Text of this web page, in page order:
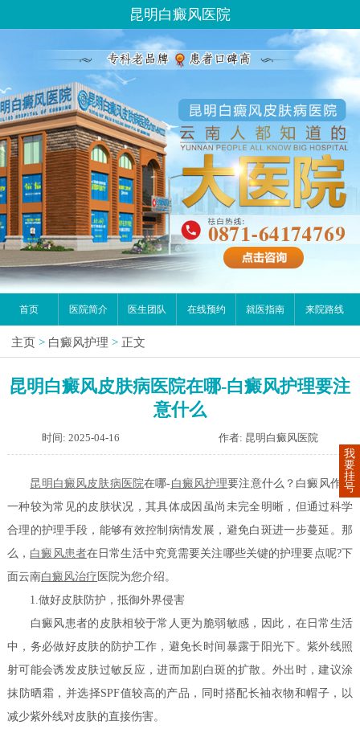
昆明白癜风医院
首页 医院简介 医生团队 在线预约 就医指南 来院路线
主页 > 白癜风护理 > 正文
昆明白癜风皮肤病医院在哪-白癜风护理要注
意什么
时间: 2025-04-16 作者: 昆明白癜风医院
昆明白癜风皮肤病医院在哪-白癜风护理要注意什么？白癜风作为
一种较为常见的皮肤状况，其具体成因虽尚未完全明晰，但通过科学
合理的护理手段，能够有效控制病情发展，避免白斑进一步蔓延。那
么， 白癜风患者在日常生活中究竟需要关注哪些关键的护理要点呢?下
面云南白癜风治疗 医院为您介绍。
1.做好皮肤防护，抵御外界侵害
白癜风患者的皮肤相较于常人更为脆弱敏感，因此，在日常生活
中，务必做好皮肤的防护工作，避免长时间暴露于阳光下。紫外线照
射可能会诱发皮肤过敏反应，进而加剧白斑的扩散。外出时，建议涂
抹防晒霜，并选择SPF值较高的产品，同时搭配长袖衣物和帽子，以
减少紫外线对皮肤的直接伤害。
我
要
挂
号